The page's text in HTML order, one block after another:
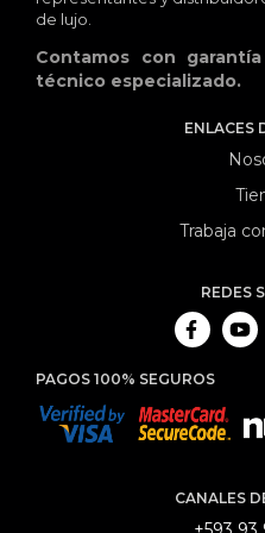
de lujo.
Contamos con
técnico especializado.
ENLACES
Trabaja
REDES
PAGOS 100% SEGUROS
CANALES